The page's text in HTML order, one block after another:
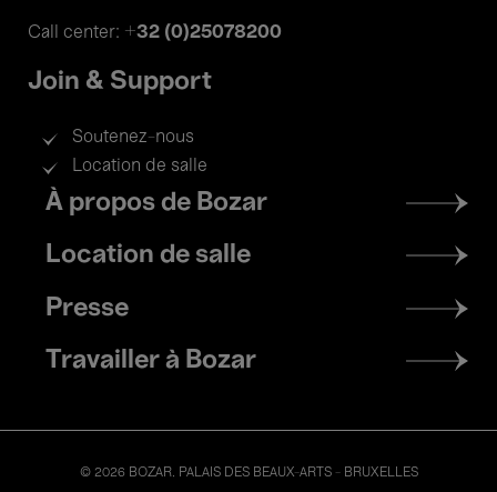
Call center: +32 (0)25078200
Join & Support
Soutenez-nous
Location de salle
Footer
menu
À propos de Bozar
Location de salle
Presse
Travailler à Bozar
© 2026 BOZAR. PALAIS DES BEAUX-ARTS - BRUXELLES